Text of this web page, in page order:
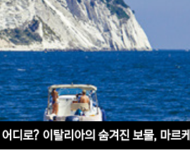
디로? 이탈리아의 숨겨진 보물, 마르